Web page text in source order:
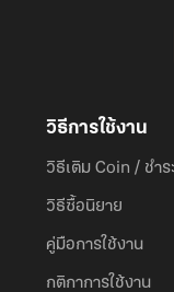
วิธีการใช้งาน
วิธีเติม Coin / ชำร
วิธีซื้อนิยาย
คู่มือการใช้งาน
กติกาการใช้งาน